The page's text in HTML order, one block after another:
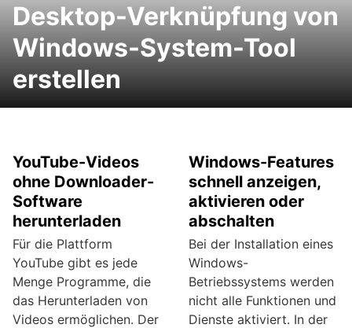
Desktop-Verknüpfung von
Windows-System-Tool
erstellen
YouTube-Videos
ohne Downloader-
Software
herunterladen
Für die Plattform
YouTube gibt es jede
Menge Programme, die
das Herunterladen von
Videos ermöglichen. Der
Windows-Features
schnell anzeigen,
aktivieren oder
abschalten
Bei der Installation eines
Windows-
Betriebssystems werden
nicht alle Funktionen und
Dienste aktiviert. In der